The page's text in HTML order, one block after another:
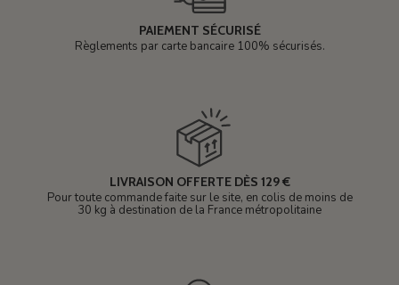
PAIEMENT SÉCURISÉ
Règlements par carte bancaire 100% sécurisés.
LIVRAISON OFFERTE DÈS 129 €
Pour toute commande faite sur le site, en colis de moins de
30 kg à destination de la France métropolitaine